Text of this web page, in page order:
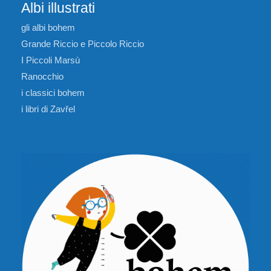
Albi illustrati
gli albi bohem
Grande Riccio e Piccolo Riccio
I Piccoli Marsù
Ranocchio
i classici bohem
i libri di Zavřel